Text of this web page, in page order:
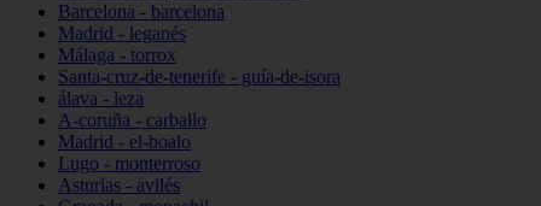
Barcelona - barcelona
Madrid - leganés
Málaga - torrox
Santa-cruz-de-tenerife - guía-de-isora
álava - leza
A-coruña - carballo
Madrid - el-boalo
Lugo - monterroso
Asturias - avilés